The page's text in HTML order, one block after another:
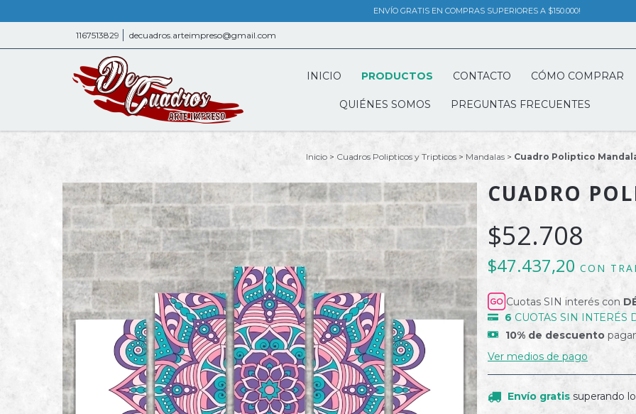
ENVÍO GRATIS EN COMPRAS SUPERIORES A $150.000!
1167513829 decuadros.arteimpreso@gmail.com
INICIO PRODUCTOS CONTACTO CÓMO COMPRAR
QUIÉNES SOMOS PREGUNTAS FRECUENTES
Inicio > Cuadros Polipticos y Tripticos > Mandalas > Cuadro Poliptico Mandala
CUADRO
$52.708
$47.437,20 CON
Cuotas SIN interés con
6 CUOTAS SIN INTERÉS
10% de descuento
Ver medios de pago
Envío gratis superando